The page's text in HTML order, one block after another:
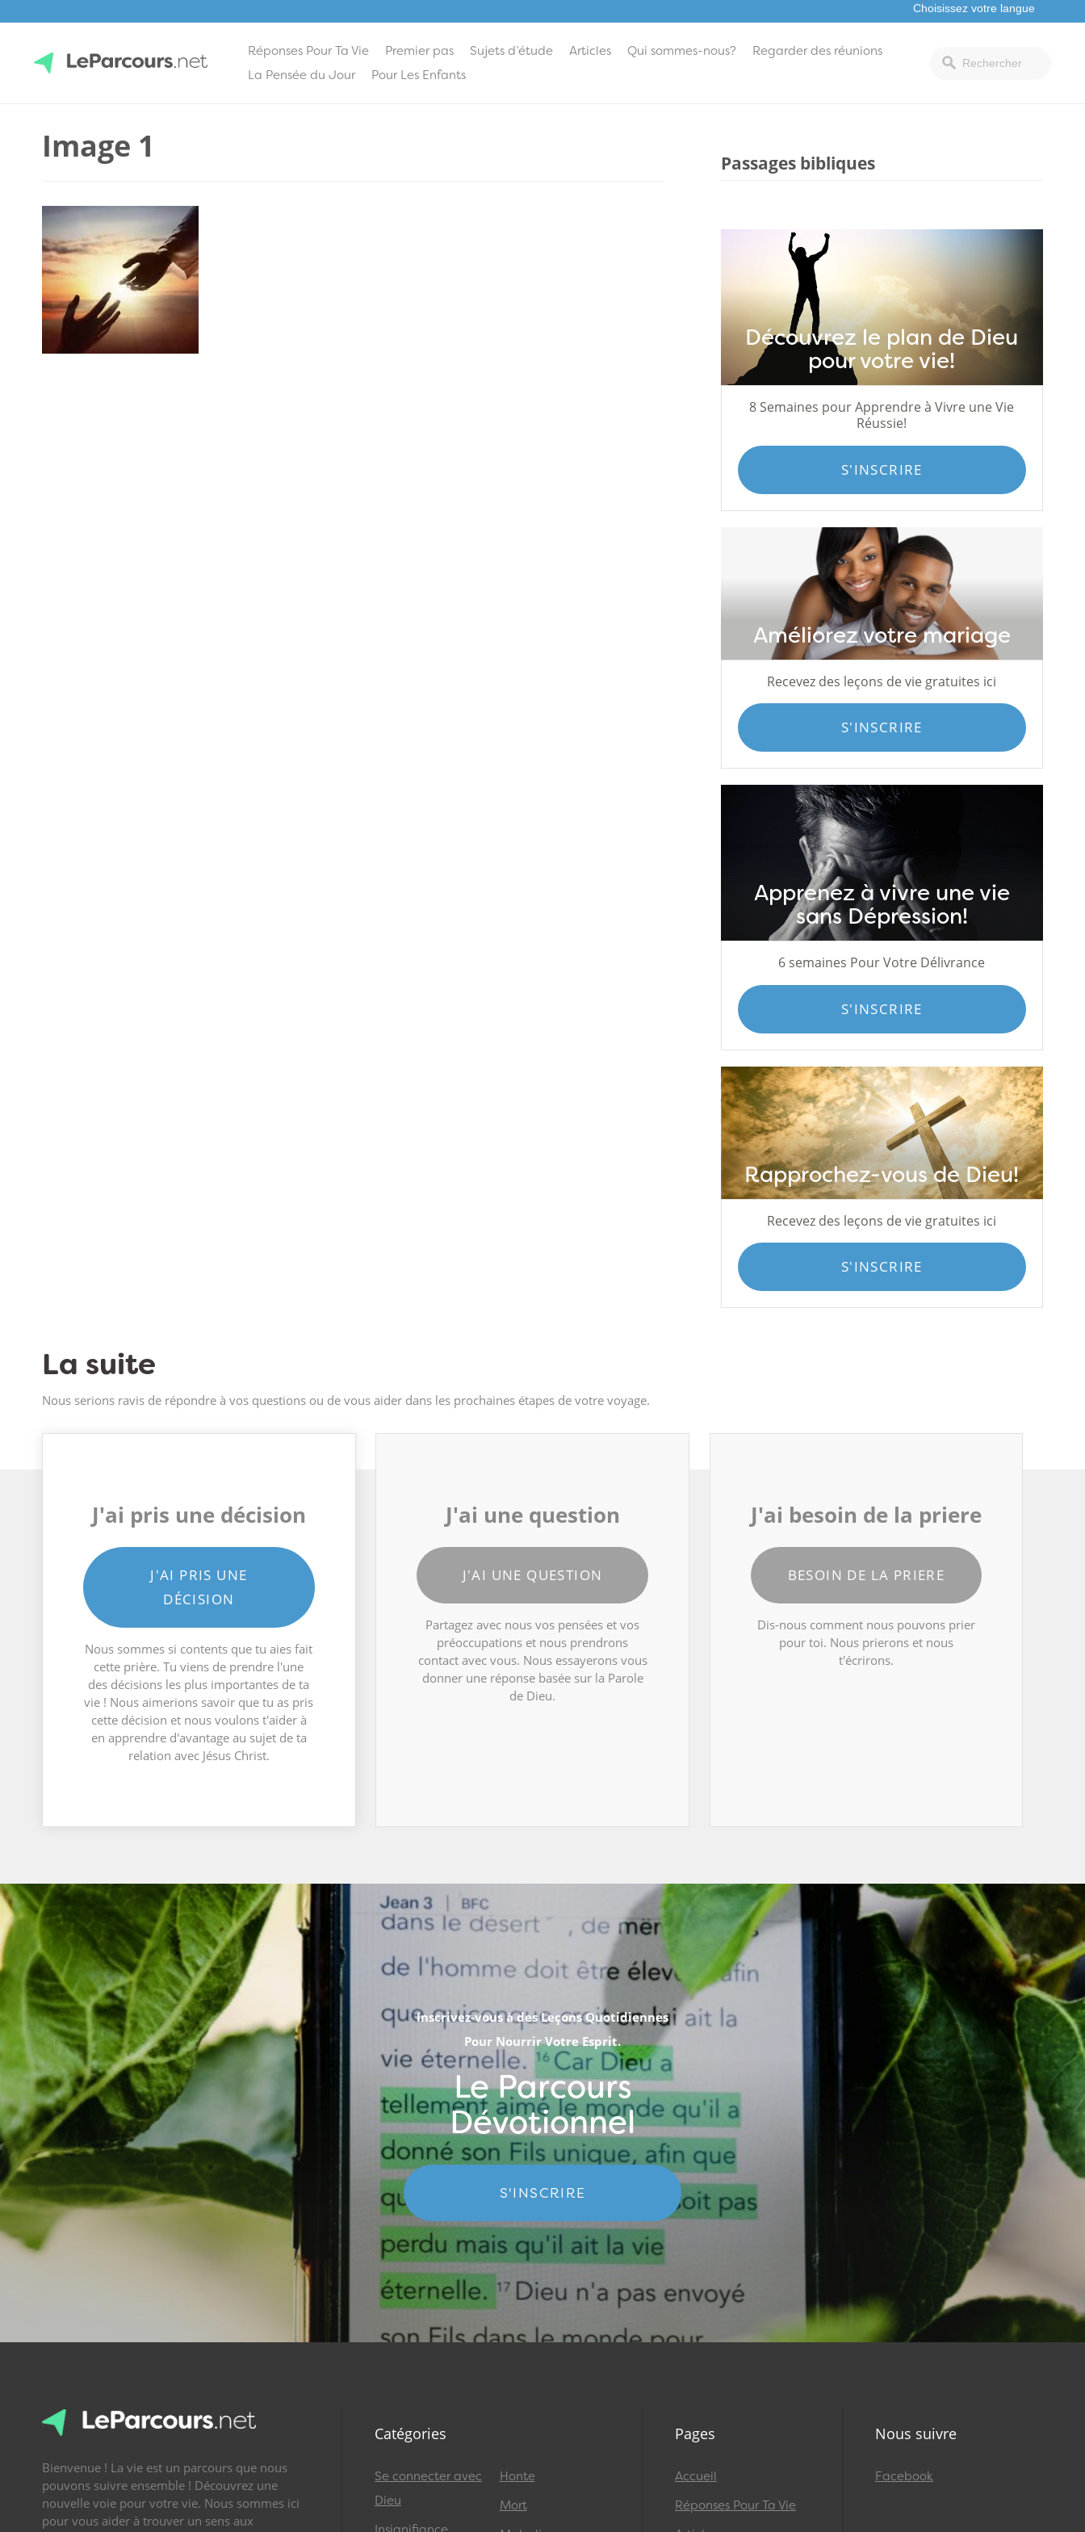
Réponses Pour Ta Vie Premier pas Sujets d’étude Articles Qui sommes-nous?
Regarder des réunions
La Pensée du Jour
Pour Les Enfants
Image 1 Passages bibliques
Découvrez le plan de Dieu
pour votre vie!
8 Semaines pour Apprendre à Vivre une Vie
Réussie!
S'INSCRIRE
Améliorez votre mariage
Recevez des leçons de vie gratuites ici
S'INSCRIRE
Apprenez à vivre une vie
sans Dépression!
6 semaines Pour Votre Délivrance
S'INSCRIRE
Rapprochez-vous de Dieu!
Recevez des leçons de vie gratuites ici
S'INSCRIRE
La suite
Nous serions ravis de répondre à vos questions ou de vous aider dans les prochaines étapes de votre voyage.
J'ai pris une décision
J'AI PRIS UNE
DÉCISION
Nous sommes si contents que tu aies fait
cette prière. Tu viens de prendre l'une
des décisions les plus importantes de ta
vie ! Nous aimerions savoir que tu as pris
cette décision et nous voulons t'aider à
en apprendre d'avantage au sujet de ta
relation avec Jésus Christ.
J'ai une question
J'AI UNE QUESTION
Partagez avec nous vos pensées et vos
préoccupations et nous prendrons
contact avec vous. Nous essayerons vous
donner une réponse basée sur la Parole
de Dieu.
J'ai besoin de la priere
BESOIN DE LA PRIERE
Dis-nous comment nous pouvons prier
pour toi. Nous prierons et nous
t'écrirons.
Inscrivez-vous à des Leçons Quotidiennes
Pour Nourrir Votre Esprit.
Le Parcours
Dévotionnel
S'INSCRIRE
Bienvenue ! La vie est un parcours que nous
pouvons suivre ensemble ! Découvrez une
nouvelle voie pour votre vie. Nous sommes ici
pour vous aider à trouver un sens aux
Catégories
Se connecter avec
Dieu
Honte
Mort
Pages
Accueil
Réponses Pour Ta Vie
Nous suivre
Facebook